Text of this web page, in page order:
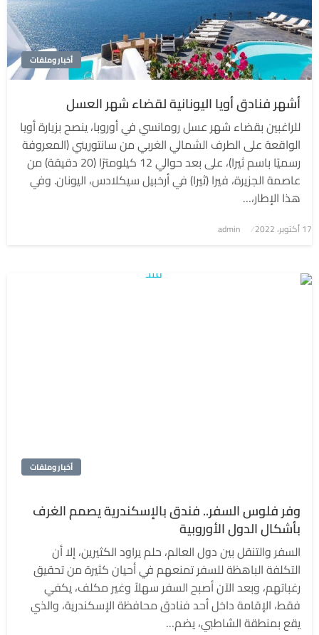
أخبار وملفات
أشهر فنادق أويا اليونانية لقضاء شهر العسل
للراغبين بقضاء شهر عسل رومانسي في أوروبا، ينصح بزيارة أويا
الواقعة على الطرف الشمالي الغربي من سانتوريني (المعروفة
رسميًا باسم ثيرا)، على بعد حوالي 12 كيلومترًا (20 دقيقة) من
عاصمة الجزيرة، فيرا (ثيرا) في أرخبيل سيكلادس، اليونان. وفي
هذا الإطار،…
نُشر
17 أكتوبر، 2022 admin
أخبار وملفات
وفر فلوس السفر.. فندق بالإسكندرية يصمم الغرف
بأشكال الدول الأوروبية
السفر والتنقل بين دول العالم، حلم يراود الكثيرين، إلا أن
التكلفة الباهظة للسفر تمنعهم في أحيان كثيرة من تحقيق
رغباتهم، وبعد الآن أصبح السفر سهلاً وغير مكلف، يكفي
فقط، الإقامة داخل أحد فنادق محافظة الإسكندرية، والذي
يقع بمنطقة الشاطبي، يضم…